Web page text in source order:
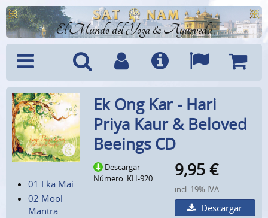
El Mundo del Yoga & Ayurveda
Menú Búsquedad
Cuenta Info Idiomas
01 Eka Mai
02 Mool
Mantra
Ek Ong Kar - Hari
Priya Kaur & Beloved
Beeings CD
Descargar
Número: KH-920
9,95 €
incl. 19% IVA
Descargar